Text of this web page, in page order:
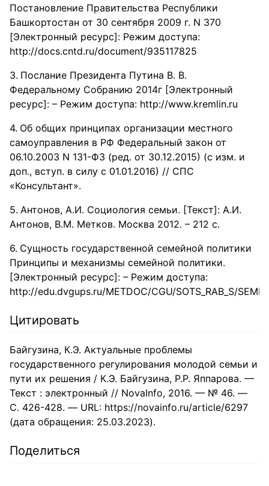
Постановление Правительства Республики
Башкортостан от 30 сентября 2009 г. N 370
[Электронный ресурс]: Режим доступа:
http://docs.cntd.ru/document/935117825
Послание Президента Путина В. В.
Федеральному Собранию 2014г [Электронный
ресурс]: – Режим доступа: http://www.kremlin.ru
Об общих принципах организации местного
самоуправления в РФ Федеральный закон от
06.10.2003 N 131-ФЗ (ред. от 30.12.2015) (с изм. и
доп., вступ. в силу с 01.01.2016) // СПС
«Консультант».
Антонов, А.И. Социология семьи. [Текст]: А.И.
Антонов, В.М. Метков. Москва 2012. – 212 с.
Сущность государственной семейной политики
Принципы и механизмы семейной политики.
[Электронный ресурс]: – Режим доступа:
http://edu.dvgups.ru/METDOC/CGU/SOTS_RAB_S/
Цитировать
Байгузина, К.Э. Актуальные проблемы
государственного регулирования молодой семьи и
пути их решения / К.Э. Байгузина, Р.Р. Яппарова. —
Текст : электронный // NovaInfo, 2016. — № 46. —
С. 426-428. — URL: https://novainfo.ru/article/6297
(дата обращения: 25.03.2023).
Поделиться